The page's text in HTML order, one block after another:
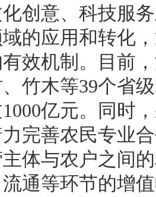
创意、科技服
的应用和转化
效机制。目前
竹木等39个省
亿元。同时
完善农民专业
体与农户之间
通等环节的增